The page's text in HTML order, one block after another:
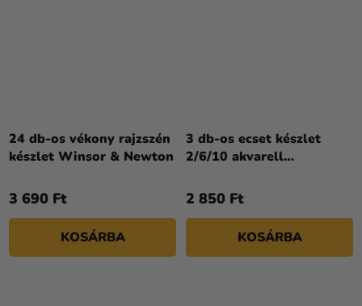
24 db-os vékony rajzszén
készlet Winsor & Newton
3 690 Ft
KOSÁRBA
3 db-os ecset készlet
2/6/10 akvarell
Bourgeois
2 850 Ft
KOSÁRBA